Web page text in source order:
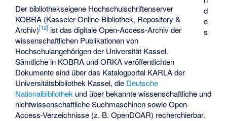
d
e
s
Der bibliothekseigene Hochschulschriftenserver
KOBRA (Kasseler Online-Bibliothek, Repository &
Archiv)[12] ist das digitale Open-Access-Archiv der
wissenschaftlichen Publikationen von
Hochschulangehörigen der Universität Kassel.
Sämtliche in KOBRA und ORKA veröffentlichten
Dokumente sind über das Katalogportal KARLA der
Universitätsbibliothek Kassel, die Deutsche
Nationalbibliothek und über bekannte wissenschaftliche und
nichtwissenschaftliche Suchmaschinen sowie Open-
Access-Verzeichnisse (z. B. OpenDOAR) recherchierbar.